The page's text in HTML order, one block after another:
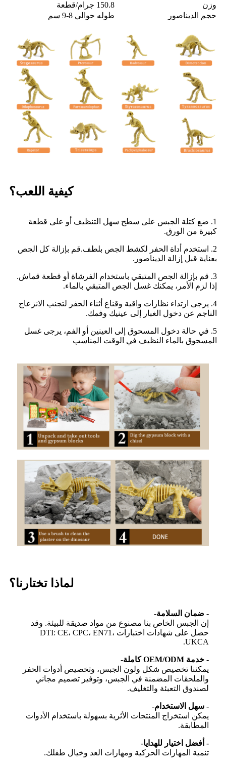
وزن
150.8 جرام/قطعة
حجم الديناصور
طوله حوالي 8-9 سم
كيفية اللعب؟
1. ضع كتلة الجبس على سطح سهل التنظيف أو على قطعة
كبيرة من الورق.
2. استخدم أداة الحفر لكشط الجص بلطف.
قم بإزالة كل الجص
بعناية قبل إزالة الديناصور.
3. قم بإزالة الجص المتبقي باستخدام الفرشاة أو قطعة قماش.
إذا لزم الأمر، يمكنك غسل الجص المتبقي بالماء.
4. يرجى ارتداء نظارات واقية وقناع أثناء الحفر لتجنب الانزعاج
الناجم عن دخول الغبار إلى عينيك وفمك.
5. في حالة دخول المسحوق إلى العينين أو الفم، يرجى غسل
المسحوق بالماء النظيف في الوقت المناسب
لماذا تختارنا؟
- ضمان السلامة-
إن الجبس الخاص بنا مصنوع من مواد صديقة للبيئة. وقد
حصل على شهادات اختبارات DTI: CE، CPC، EN71،
UKCA.
- خدمة OEM/ODM كاملة-
يمكننا تخصيص شكل ولون الجبس، وتخصيص أدوات الحفر
والملحقات المضمنة في الجبس، وتوفير تصميم مجاني
لصندوق التعبئة والتغليف.
- سهل الاستخدام-
يمكن استخراج المنتجات الأثرية بسهولة باستخدام الأدوات
المطابقة.
- أفضل اختيار للهدايا-
تنمية المهارات الحركية ومهارات العد وخيال طفلك.